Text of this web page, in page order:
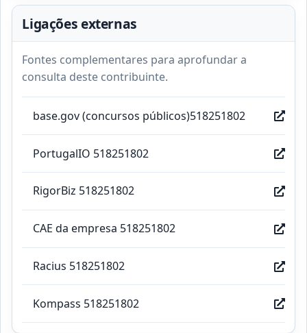
Ligações externas
Fontes complementares para aprofundar a
consulta deste contribuinte.
base.gov (concursos públicos)518251802
PortugalIO 518251802
RigorBiz 518251802
CAE da empresa 518251802
Racius 518251802
Kompass 518251802